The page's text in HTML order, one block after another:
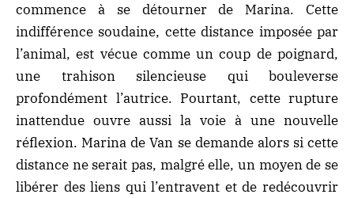
commence à se détourner de Marina. Cette
indifférence soudaine, cette distance imposée par
l’animal, est vécue comme un coup de poignard,
une trahison silencieuse qui bouleverse
profondément l’autrice. Pourtant, cette rupture
inattendue ouvre aussi la voie à une nouvelle
réflexion. Marina de Van se demande alors si cette
distance ne serait pas, malgré elle, un moyen de se
libérer des liens qui l’entravent et de redécouvrir